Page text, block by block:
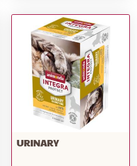
URINARY